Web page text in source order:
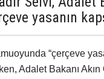
yasanın
“çerçeve
Adalet Bakanı